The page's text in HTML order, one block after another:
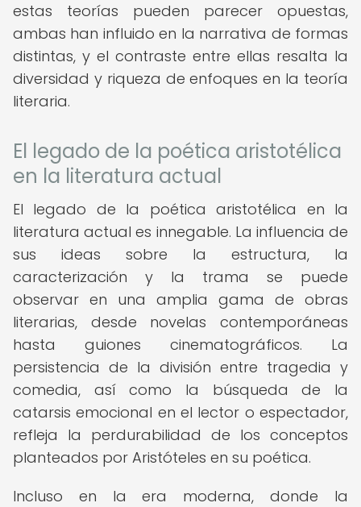
estas teorías pueden parecer opuestas,
ambas han influido en la narrativa de formas
distintas, y el contraste entre ellas resalta la
diversidad y riqueza de enfoques en la teoría
literaria.
El legado de la poética aristotélica
en la literatura actual
El legado de la poética aristotélica en la
literatura actual es innegable. La influencia de
sus ideas sobre la estructura, la
caracterización y la trama se puede
observar en una amplia gama de obras
literarias, desde novelas contemporáneas
hasta guiones cinematográficos. La
persistencia de la división entre tragedia y
comedia, así como la búsqueda de la
catarsis emocional en el lector o espectador,
refleja la perdurabilidad de los conceptos
planteados por Aristóteles en su poética.
Incluso en la era moderna, donde la